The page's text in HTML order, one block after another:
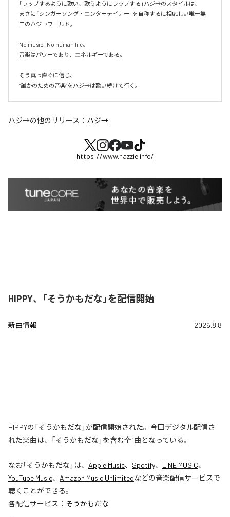
「ラップするように歌い、歌うようにラップする」ハジ→のスタイルは、
まさに「シンガーソング・エンターテイナー」を自称するに相応しい唯一無
二のハジ→ワールド。
No music , No human life。
音楽はパワーであり、エネルギーである。
そう真っ直ぐに信じ、
ハジ→の他のリリース： ハジ→
https://www.hazzie.info/
HIPPY、「そうかもだな」を配信開始
新曲情報 2026.8.8
HIPPYの「そうかもだな」が配信開始された。今回デジタル配信さ
れた楽曲は、「そうかもだな」を含む全1曲となっている。
なお「そうかもだな 」は、 Apple Music、 Spotify、 LINE MUSIC、
YouTube Music、 Amazon Music Unlimitedなどの音楽配信サービスで
聴くことができる。
各配信サービス： そうかもだな